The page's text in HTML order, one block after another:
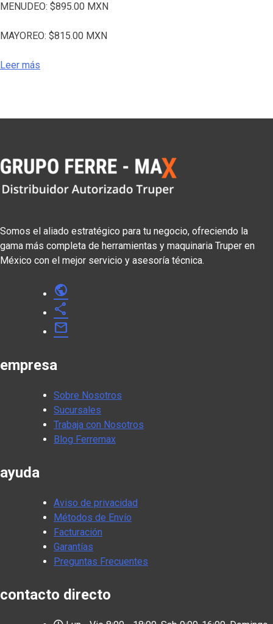
MENUDEO: $895.00 MXN
MAYOREO: $815.00 MXN
Leer más
Somos el aliado estratégico para tu negocio, ofreciendo la
gama más completa de herramientas y maquinaria Truper en
México con el mejor servicio y asesoría técnica.
public
share
mail
empresa
Sobre Nosotros
Sucursales
Trabaja con Nosotros
Blog Ferremax
ayuda
Aviso de privacidad
Métodos de Envío
Facturación
Garantías
Preguntas Frecuentes
contacto directo